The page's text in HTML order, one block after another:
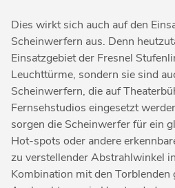
Dies wirkt sich auch auf den
Scheinwerfern aus. Denn
Einsatzgebiet der Fresnel
Leuchttürme, sondern sie sind
Scheinwerfern, die auf
Fernsehstudios eingesetzt
sorgen die Scheinwerfer für ein
Hot-spots oder andere
zu verstellender Abstrahlwinkel
Kombination mit den Torblenden